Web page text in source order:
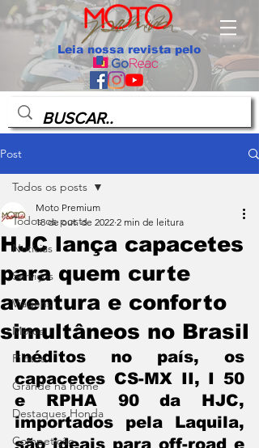
Leia nossa revista pelo
Post
Todos os posts
Notícias
Serviços
Viagens
Motos
Pilotos
Grande na home
Destaques Honda
Competição
Todos os posts
HJC lança capacetes
para quem curte
aventura e conforto
simultâneos no Brasil
Moto Premium
18 de out. de 2022 2 min de leitura
Inéditos no país, os
capacetes CS-MX II, I 50
e RPHA 90 da HJC,
importados pela Laquila,
são ideais para off-road e